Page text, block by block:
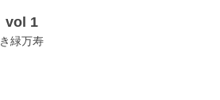
vol 1
緑万寿